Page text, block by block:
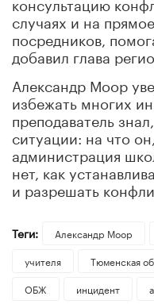
случаях и на
посредников,
добавил глава
Александр Моор
избежать многих
преподаватель
ситуации: на что
администрация
нет, как
и разрешать
Теги: Александр Моор
учителя
Тюменская
ОБЖ
инцидент